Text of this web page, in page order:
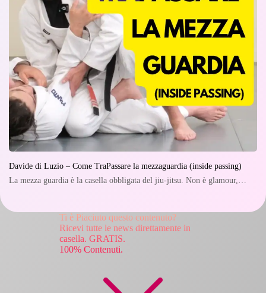
Davide di Luzio – Come TraPassare la mezzaguardia (inside passing)
La mezza guardia è la casella obbligata del jiu-jitsu. Non è glamour,…
Ti è Piaciuto questo contenuto?
Ricevi tutte le news direttamente in
casella. GRATIS.
100% Contenuti.